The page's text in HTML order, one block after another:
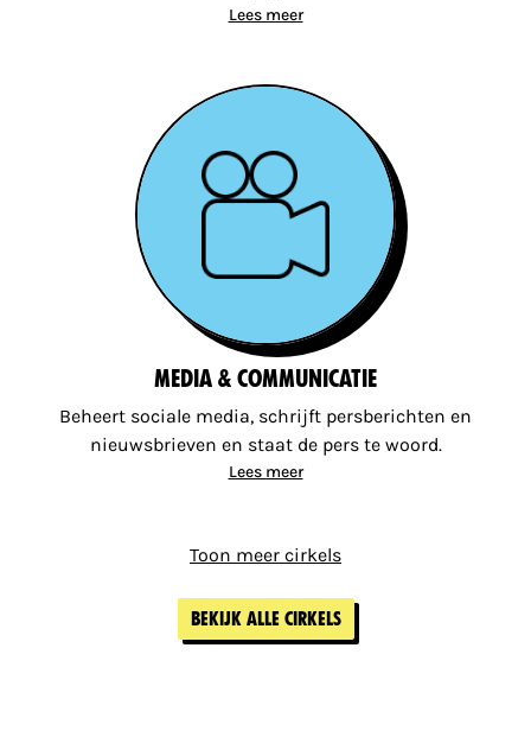
Lees meer
Media & Communicatie
Beheert sociale media, schrijft persberichten en
nieuwsbrieven en staat de pers te woord.
Lees meer
Toon meer cirkels
Bekijk alle cirkels